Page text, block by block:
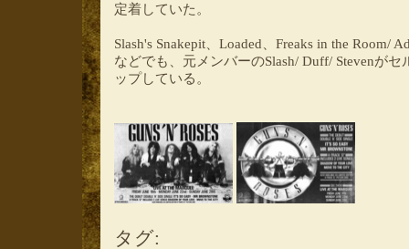
定着していた。
Slash's Snakepit、Loaded、Freaks in the Room/
などでも、元メンバーのSlash/ Duff/ Stevenが
ップしている。
タグ: